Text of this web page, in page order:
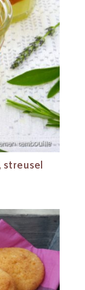
streusel